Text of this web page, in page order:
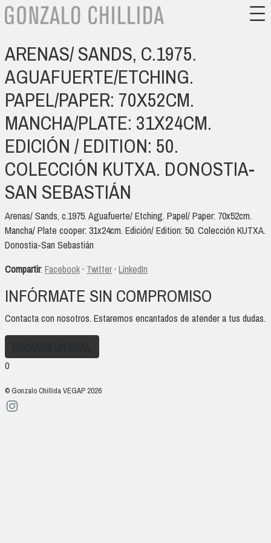
ARENAS/ SANDS, C.1975.
AGUAFUERTE/ETCHING.
PAPEL/PAPER: 70X52CM.
MANCHA/PLATE: 31X24CM.
EDICIÓN / EDITION: 50.
COLECCIÓN KUTXA. DONOSTIA-
SAN SEBASTIÁN
Arenas/ Sands, c.1975. Aguafuerte/ Etching. Papel/ Paper: 70x52cm.
Mancha/ Plate cooper: 31x24cm. Edición/ Edition: 50. Colección KUTXA.
Donostia-San Sebastián
Compartir: Facebook· Twitter· LinkedIn
INFÓRMATE SIN COMPROMISO
Contacta con nosotros. Estaremos encantados de atender a tus dudas.
0
© Gonzalo Chillida VEGAP 2026